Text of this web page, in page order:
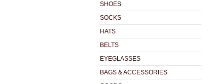
SHOES
SOCKS
HATS
BELTS
EYEGLASSES
BAGS & ACCESSORIES